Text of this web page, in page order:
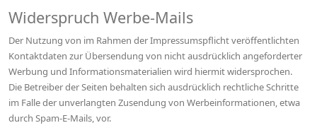
Widerspruch Werbe-Mails
Der Nutzung von im Rahmen der Impressumspflicht veröffentlichten
Kontaktdaten zur Übersendung von nicht ausdrücklich angeforderter
Werbung und Informationsmaterialien wird hiermit widersprochen.
Die Betreiber der Seiten behalten sich ausdrücklich rechtliche Schritte
im Falle der unverlangten Zusendung von Werbeinformationen, etwa
durch Spam-E-Mails, vor.